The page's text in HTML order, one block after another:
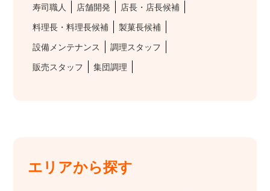
寿司職人
店舗開発
店長・店長候補
料理長・料理長候補
製菓長候補
設備メンテナンス
調理スタッフ
販売スタッフ
集団調理
エリアから探す